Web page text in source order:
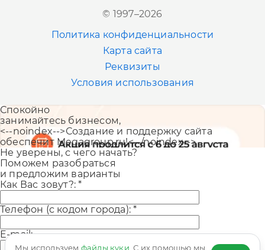
© 1997–2026
Политика конфиденциальности
Карта сайта
Реквизиты
Условия использования
+7 (383) 207-80-51
+7 (843) 202-41-47
+7 (343) 226-06-71
Мы используем файлы куки . С их помощью мы
Спокойно
занимайтесь бизнесом,
<--noindex-->Создание и поддержку сайта
обеспечит Megagroup.ru!<--/noindex-->
Не уверены, с чего начать?
Поможем разобраться
и предложим варианты
Как Вас зовут?:*
Телефон (с кодом города):*
E-mail: